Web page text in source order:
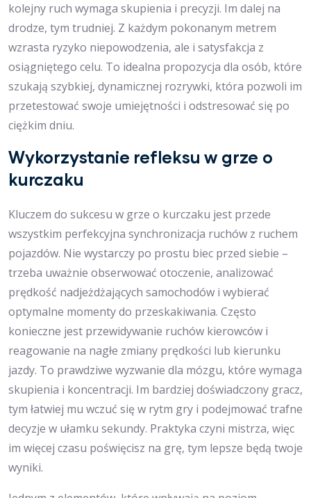
kolejny ruch wymaga skupienia i precyzji. Im dalej na
drodze, tym trudniej. Z każdym pokonanym metrem
wzrasta ryzyko niepowodzenia, ale i satysfakcja z
osiągniętego celu. To idealna propozycja dla osób, które
szukają szybkiej, dynamicznej rozrywki, która pozwoli im
przetestować swoje umiejętności i odstresować się po
ciężkim dniu.
Wykorzystanie refleksu w grze o
kurczaku
Kluczem do sukcesu w grze o kurczaku jest przede
wszystkim perfekcyjna synchronizacja ruchów z ruchem
pojazdów. Nie wystarczy po prostu biec przed siebie –
trzeba uważnie obserwować otoczenie, analizować
prędkość nadjeżdżających samochodów i wybierać
optymalne momenty do przeskakiwania. Często
konieczne jest przewidywanie ruchów kierowców i
reagowanie na nagłe zmiany prędkości lub kierunku
jazdy. To prawdziwe wyzwanie dla mózgu, które wymaga
skupienia i koncentracji. Im bardziej doświadczony gracz,
tym łatwiej mu wczuć się w rytm gry i podejmować trafne
decyzje w ułamku sekundy. Praktyka czyni mistrza, więc
im więcej czasu poświęcisz na grę, tym lepsze będą twoje
wyniki.